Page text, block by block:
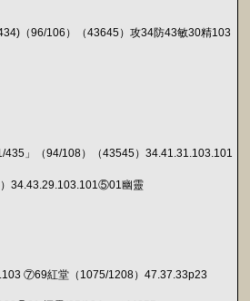
（96/106）（43645）攻34防43敏30精103
」（94/108）（43545）34.41.31.103.101
34.43.29.103.101⑤01幽靈
⑦69紅堂（1075/1208）47.37.33p23